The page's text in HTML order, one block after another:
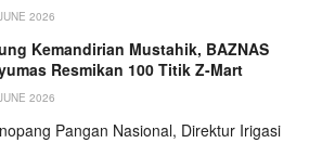
2026
Kemandirian Mustahik, BAZNAS
Resmikan 100 Titik Z-Mart
2026
Pangan Nasional, Direktur Irigasi